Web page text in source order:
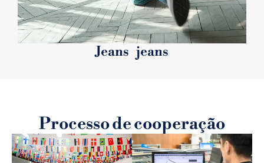
Jeans jeans
Processo de cooperação